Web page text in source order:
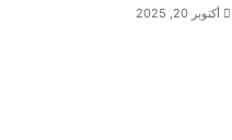
أكتوبر 20, 2025